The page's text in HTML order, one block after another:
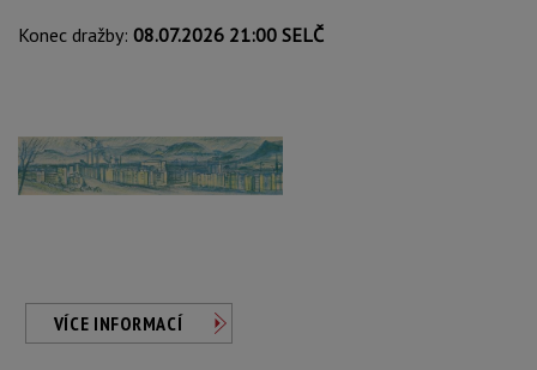
Konec dražby: 08.07.2026 21:00 SELČ
VÍCE INFORMACÍ